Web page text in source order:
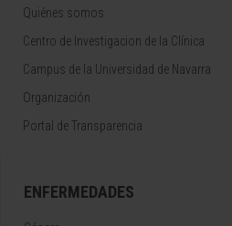
Quiénes somos
Centro de Investigacion de la Clínica
Campus de la Universidad de Navarra
Organización
Portal de Transparencia
ENFERMEDADES